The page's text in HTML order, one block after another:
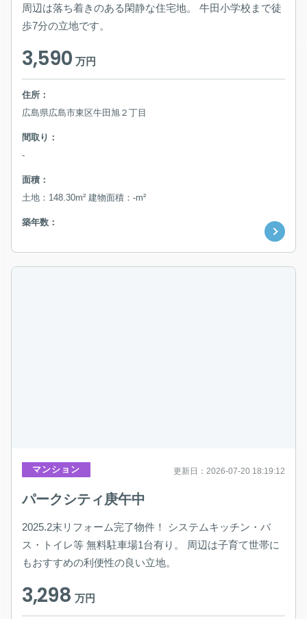
周辺は落ち着きのある閑静な住宅地。 牛田小学校まで徒
歩7分の立地です。
3,590万円
住所：
広島県広島市東区牛田旭２丁目
間取り：
-
面積：
土地：148.30m² 建物面積：-m²
築年数：
マンション 更新日：2026-07-20 18:19:12
パークシティ庚午中
2025.2末リフォーム完了物件！ システムキッチン・バ
ス・トイレ等 無料駐車場1台有り。 周辺は子育て世帯に
もおすすめの利便性の良い立地。
3,298万円